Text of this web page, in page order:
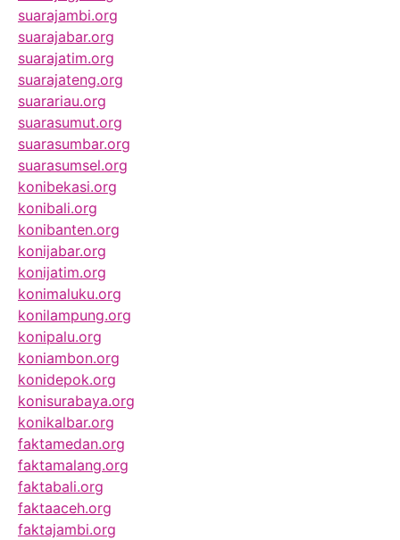
suarajambi.org
suarajabar.org
suarajatim.org
suarajateng.org
suarariau.org
suarasumut.org
suarasumbar.org
suarasumsel.org
konibekasi.org
konibali.org
konibanten.org
konijabar.org
konijatim.org
konimaluku.org
konilampung.org
konipalu.org
koniambon.org
konidepok.org
konisurabaya.org
konikalbar.org
faktamedan.org
faktamalang.org
faktabali.org
faktaaceh.org
faktajambi.org